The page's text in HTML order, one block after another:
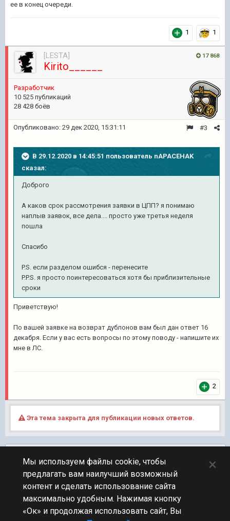
ее в конец очереди.
1 1
17 868
[LESTA]
Kirito______
Разработчик
10 525 публикаций
28 428 боёв
#3
Опубликовано: 29 дек 2020, 15:31:11
В 29.12.2020 в 14:45:51 пользователь nAPACEHAK
сказал:
Доброго
А каков срок рассмотрения заявки в ЦПП? я понимаю
наплыв заявок, все дела.... просто уже третья неделя
пошла
Спасибо
P.S. если разделом ошибся - перенесите
P.P.S. я просто поинтересоваться хотя бы приблизительные
сроки
Приветствую!
По вашей заявке на возврат дублонов вам был дан ответ 16
декабря. Если у вас есть вопросы по этому поводу - напишите их
мне в ЛС.
2
Эта тема закрыта для публикации новых ответов.
ПЕРЕЙТИ К СПИСКУ ТЕМ
Обсуждение Мира Кораблей
Мы используем файлы cookie, чтобы
предлагать вам наилучший возможный
контент и сделать использование сайта
максимально удобным. Нажимая кнопку
«Ок» и продолжая использовать сайт, Вы
×